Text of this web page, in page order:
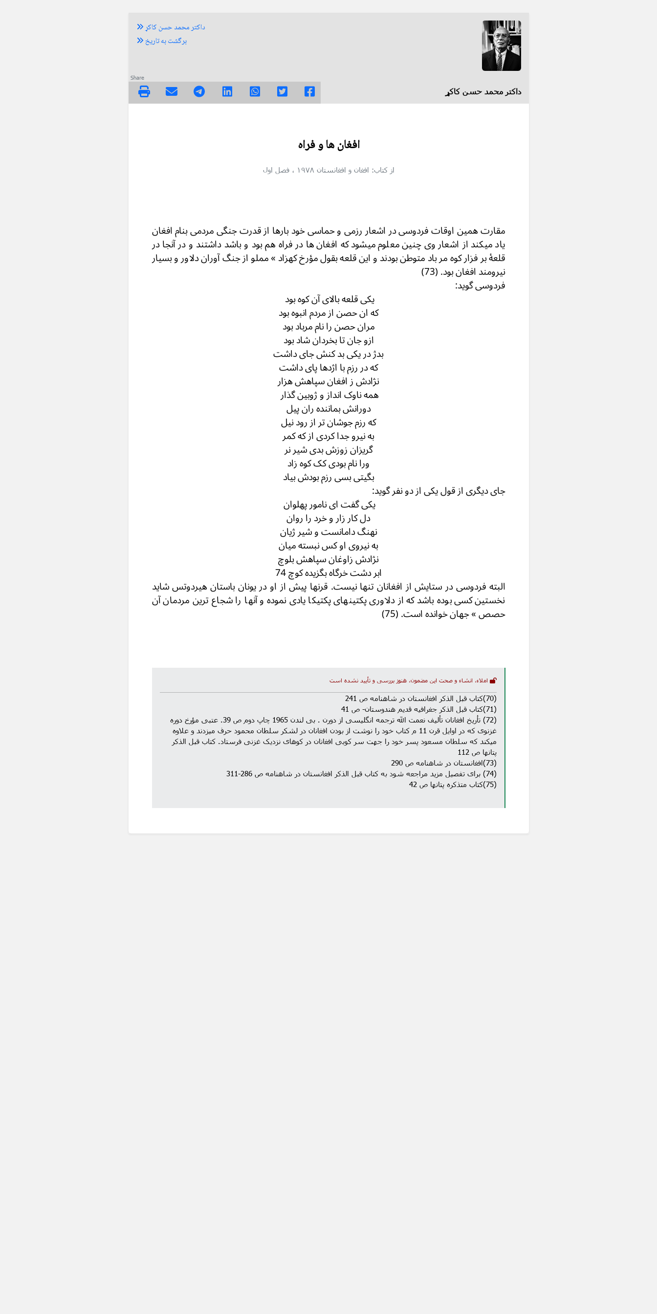
داکتر محمد حسن کاکړ
داکتر محمد حسن کاکړ
برگشت به تاریخ
Share
افغان ها و فراه
از کتاب: افغان و افغانستان ۱۹۷۸ ، فصل اول
مقارت همین اوقات فردوسی در اشعار رزمی و حماسی خود بارها از قدرت جنگی مردمی بنام افغان
یاد میکند از اشعار وی چنین معلوم میشود که افغانها در فراه هم بود و باشد داشتند و در آنجا در
قلعۀ بر فزار کوه مر باد متوطن بودند و این قلعه بقول مؤرخ کهزاد » مملو از جنگ آوران دلاور و بسیار
نیرومند افغان بود. (73)
فردوسی گوید:
یکی قلعه بالای آن کوه بود
که ان حصن از مردم انبوه بود
مران حصن را نام مرباد بود
ازو جان تا بخردان شاد بود
بدژ در یکی بد کنش جای داشت
که در رزم با اژدها پای داشت
نژادش ز افغان سپاهش هزار
همه ناوک انداز و ژوبین گذار
دورانش بماننده ران پیل
که رزم جوشان تر از رود نیل
به نیرو جدا کردی از که کمر
گریزان زوزش بدی شیر نر
ورا نام بودی کک کوه زاد
بگیتی بسی رزم بودش بیاد
جای دیگری از قول یکی از دو نفر گوید:
یکی گفت ای نامور پهلوان
دل کار زار و خرد را روان
نهنگ دامانست و شیر ژیان
به نیروی او کس نبسته میان
نژادش زاوغان سپاهش بلوچ
ابر دشت خرگاه بگزیده کوچ 74
البته فردوسی در ستایش از افغانان تنها نیست. قرنها پیش از او در یونان باستان هیردوتس شاید
نخستین کسی بوده باشد که از دلاوری پکتینهای پکتیکا یادی نموده و آنها را شجاع ترین مردمان آن
حصص » جهان خوانده است. (75)
املاء، انشاء و صحت این مضمون، هنوز بررسی و تأیید نشده است
(70)کتاب قبل الذکر افغانستان در شاهنامه ص 241
(71)کتاب قبل الذکر جغرافیه قدیم هندوستان- ص 41
(72) تأریخ افغانان تألیف نعمت الله ترجمه انگلیسی از دورن . بی لندن 1965 چاپ دوم ص 39. عتبی مؤرخ دوره
غزنوی که در اوایل قرن 11 م کتاب خود را نوشت از بودن افغانان در لشکر سلطان محمود حرف میزدند و علاوه
میکند که سلطان مسعود پسر خود را جهت سر کوبی افغانان در کوهای نزدیک غزنی فرستاد. کتاب قبل الذکر
پتانها ص 112
(73)افغانستان در شاهنامه ص 290
(74) برای تفصیل مزید مراجعه شود به کتاب قبل الذکر افغانستان در شاهنامه ص 286-311
(75)کتاب متذکره پتانها ص 42